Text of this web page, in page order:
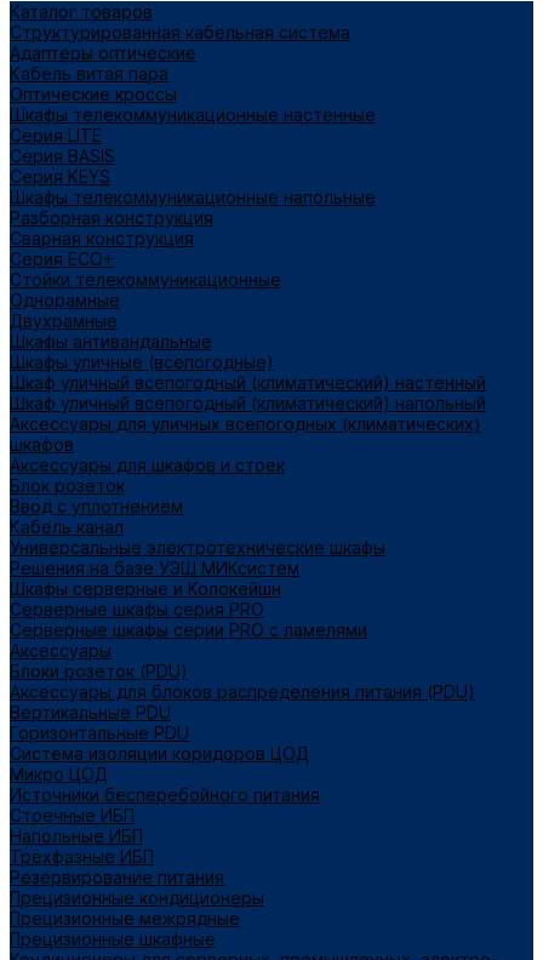
Каталог товаров
Структурированная кабельная система
Адаптеры оптические
Кабель витая пара
Оптические кроссы
Шкафы телекоммуникационные настенные
Cерия LITE
Cерия BASIS
Cерия KEYS
Шкафы телекоммуникационные напольные
Разборная конструкция
Сварная конструкция
Серия ECO+
Стойки телекоммуникационные
Однорамные
Двухрамные
Шкафы антивандальные
Шкафы уличные (всепогодные)
Шкаф уличный всепогодный (климатический) настенный
Шкаф уличный всепогодный (климатический) напольный
Аксессуары для уличных всепогодных (климатических)
шкафов
Аксессуары для шкафов и стоек
Блок розеток
Ввод с уплотнением
Кабель канал
Универсальные электротехнические шкафы
Решения на базе УЭШ МИКсистем
Шкафы серверные и Колокейшн
Серверные шкафы серия PRO
Серверные шкафы серии PRO с ламелями
Аксессуары
Блоки розеток (PDU)
Аксессуары для блоков распределения питания (PDU)
Вертикальные PDU
Горизонтальные PDU
Система изоляции коридоров ЦОД
Микро ЦОД
Источники бесперебойного питания
Стоечные ИБП
Напольные ИБП
Трёхфазные ИБП
Резервирование питания
Прецизионные кондиционеры
Прецизионные межрядные
Прецизионные шкафные